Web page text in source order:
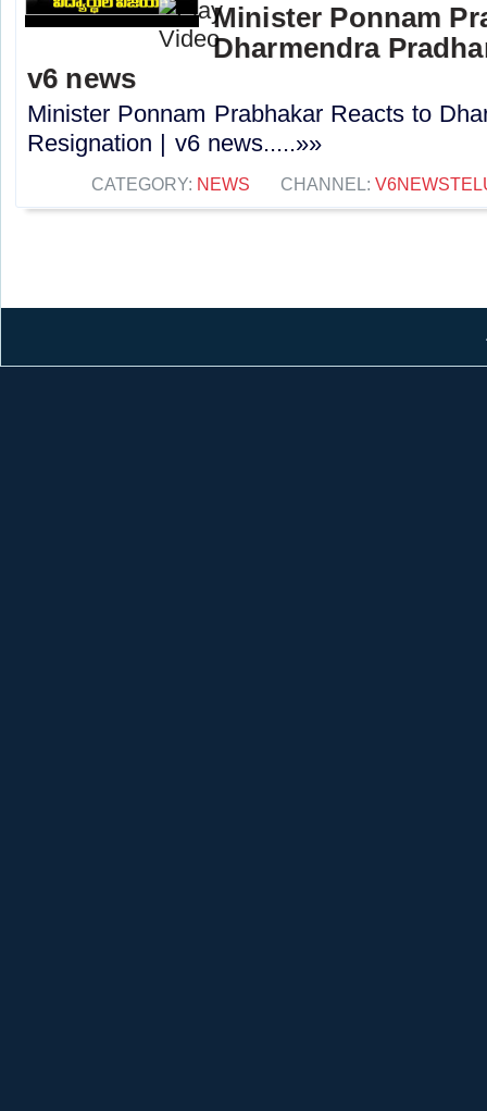
Minister Ponnam
Dharmendra
v6 news
Minister Ponnam Prabhakar Reacts to
Resignation | v6 news.....»»
CATEGORY: NEWS CHANNEL: